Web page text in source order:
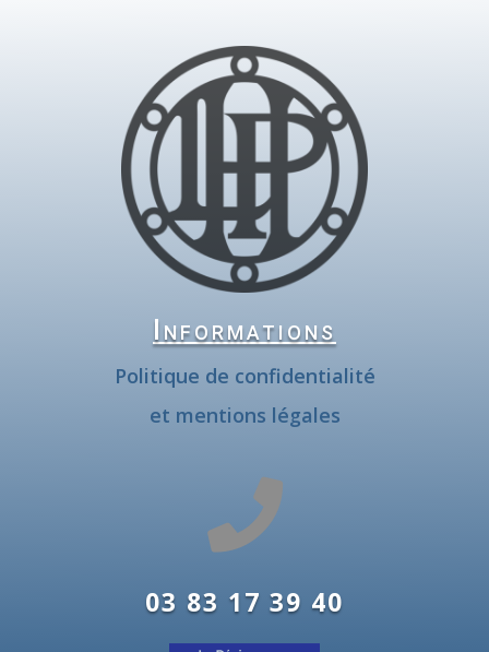
Informations
Politique de confidentialité
et mentions légales

03 83 17 39 40